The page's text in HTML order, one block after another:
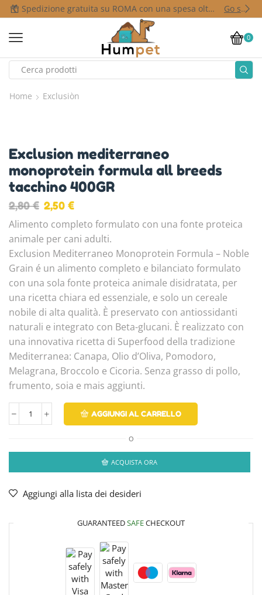
Spedizione gratuita su ROMA con una spesa oltre i 50,00 € Go shop
0
Home Exclusiòn
Exclusion mediterraneo
monoprotein formula all breeds
tacchino 400GR
2,80€ 2,50 €
Alimento completo formulato con una fonte proteica
animale per cani adulti.
Exclusion Mediterraneo Monoprotein Formula – Noble
Grain é un alimento completo e bilanciato formulato
con una sola fonte proteica animale disidratata, per
una ricetta chiara ed essenziale, e solo un cereale
nobile di alta qualità. È preservato con antiossidanti
naturali e integrato con Beta-glucani. È realizzato con
una innovativa ricetta di Superfood della tradizione
Mediterranea: Canapa, Olio d’Oliva, Pomodoro,
Melagrana, Broccolo e Cicoria. Senza grasso di pollo,
frumento, soia e mais aggiunti.
AGGIUNGI AL CARRELLO
O
ACQUISTA ORA
Aggiungi alla lista dei desideri
GUARANTEEDSAFECHECKOUT